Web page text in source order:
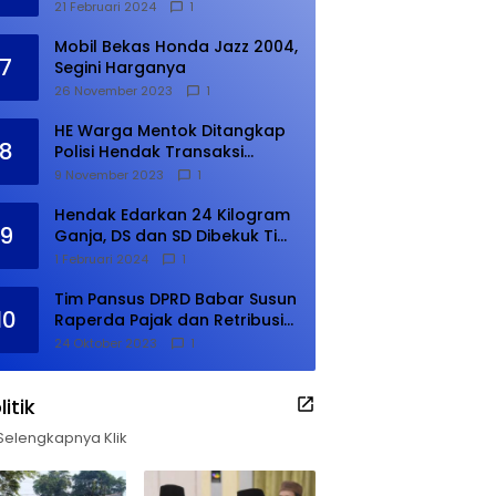
21 Februari 2024 1
7
Mobil Bekas Honda Jazz 2004,
Segini Harganya
26 November 2023 1
HE Warga Mentok Ditangkap
Polisi Hendak Transaksi
Narkoba di Kampung Tanjung
9 November 2023 1
Hendak Edarkan 24 Kilogram
Ganja, DS dan SD Dibekuk Tim
Gabungan
1 Februari 2024 1
Tim Pansus DPRD Babar Susun
Raperda Pajak dan Retribusi
Daerah, Harus Selesai Januari
24 Oktober 2023 1
Klik